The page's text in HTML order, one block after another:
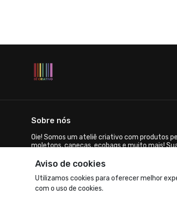
Aviso de cookies
Utilizamos cookies para oferecer melhor
com o uso de cookies.
Sobre nós
Oie! Somos um ateliê criativo com produtos
moletons, canecas, ecobags e muito mais!